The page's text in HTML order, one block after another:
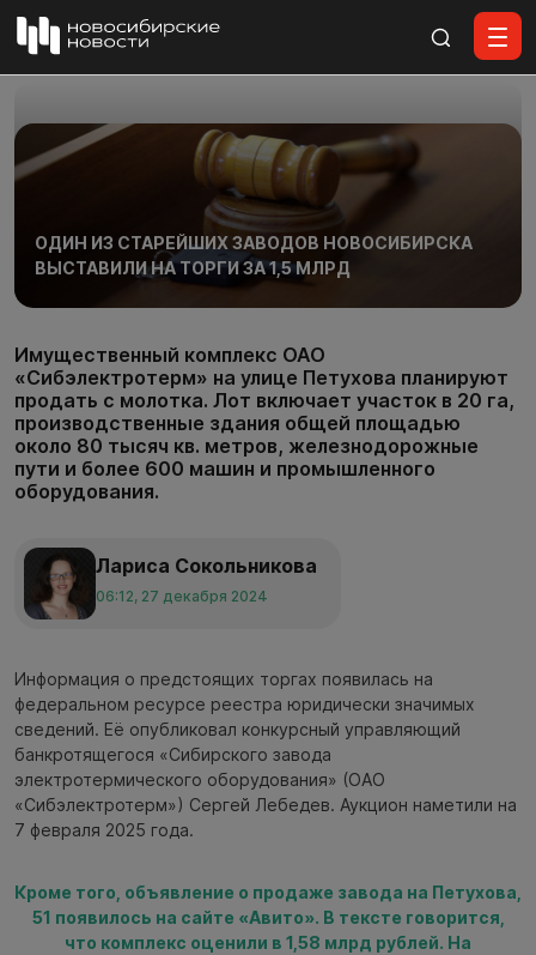
ОДИН ИЗ СТАРЕЙШИХ ЗАВОДОВ НОВОСИБИРСКА
ВЫСТАВИЛИ НА ТОРГИ ЗА 1,5 МЛРД
Имущественный комплекс ОАО
«Сибэлектротерм» на улице Петухова планируют
продать с молотка. Лот включает участок в 20 га,
производственные здания общей площадью
около 80 тысяч кв. метров, железнодорожные
пути и более 600 машин и промышленного
оборудования.
Лариса Сокольникова
06:12, 27 декабря 2024
Информация о предстоящих торгах появилась на
федеральном ресурсе реестра юридически значимых
сведений. Её опубликовал конкурсный управляющий
банкротящегося «Сибирского завода
электротермического оборудования» (ОАО
«Сибэлектротерм») Сергей Лебедев. Аукцион наметили на
7 февраля 2025 года.
Кроме того, объявление о продаже завода на Петухова,
51 появилось на сайте «Авито». В тексте говорится,
что комплекс оценили в 1,58 млрд рублей. На